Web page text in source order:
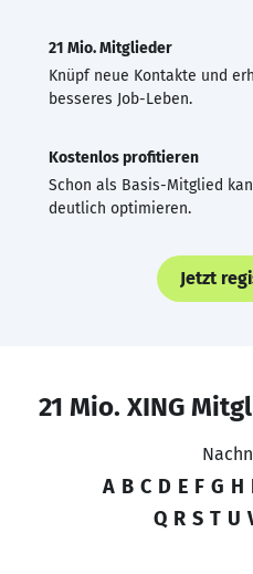
21 Mio. Mitglieder
Knüpf neue Kontakte und
besseres Job-Leben.
Kostenlos profitieren
Schon als Basis-Mitglied
deutlich optimieren.
Jetzt
21 Mio. XING
A B C D E F G H
Q R S T U